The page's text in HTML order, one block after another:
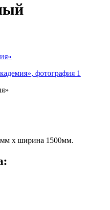
х ширина 1500мм.